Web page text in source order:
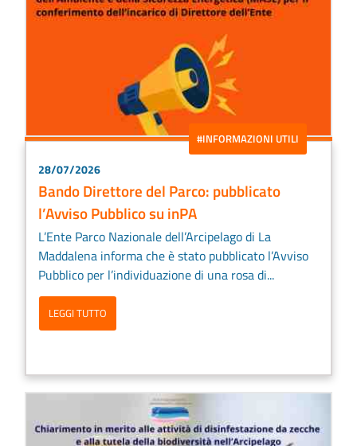
#INFORMAZIONI UTILI
28/07/2026
Bando Direttore del Parco: pubblicato
l’Avviso Pubblico su inPA
L’Ente Parco Nazionale dell’Arcipelago di La
Maddalena informa che è stato pubblicato l’Avviso
Pubblico per l’individuazione di una rosa di...
LEGGI TUTTO